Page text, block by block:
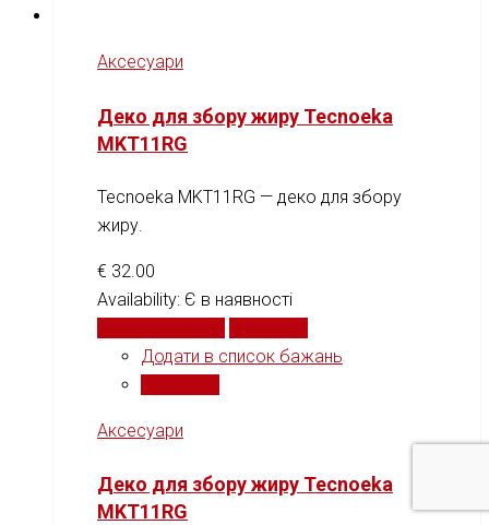
Аксесуари
Деко для збору жиру Tecnoeka
MKT11RG
Tecnoeka MKT11RG — деко для збору
жиру.
€ 32.00
Availability: Є в наявності
Додати в список бажань
Аксесуари
Деко для збору жиру Tecnoeka
MKT11RG